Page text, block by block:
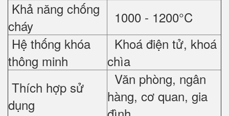
Khả năng chống
cháy
1000 - 1200°C
Hệ thống khóa
thông minh
Khoá điện tử, khoá
chìa
Thích hợp sử
dụng
Văn phòng, ngân
hàng, cơ quan, gia